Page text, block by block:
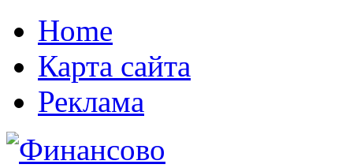
Home
Карта сайта
Реклама